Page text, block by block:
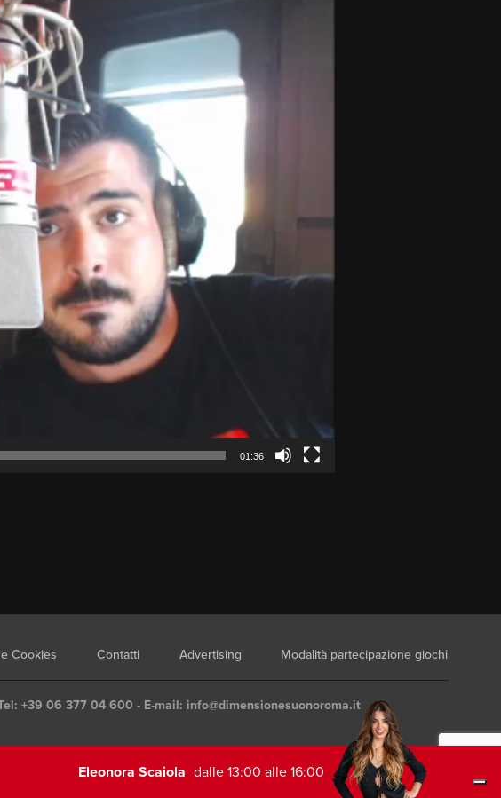
Eleonora Scaiola dalle 13:00 alle 16:00
01:36
Cookies Contatti Advertising Modalità partecipazione giochi
+39 06 377 04 600 - E-mail: info@dimensionesuonoroma.it